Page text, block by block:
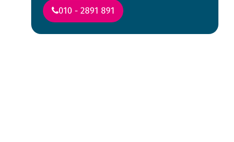
010 - 2891 891